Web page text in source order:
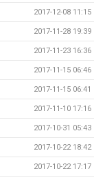
2017-12-08 11:15
2017-11-28 19:39
2017-11-23 16:36
2017-11-15 06:46
2017-11-15 06:41
2017-11-10 17:16
2017-10-31 05:43
2017-10-22 18:42
2017-10-22 17:17